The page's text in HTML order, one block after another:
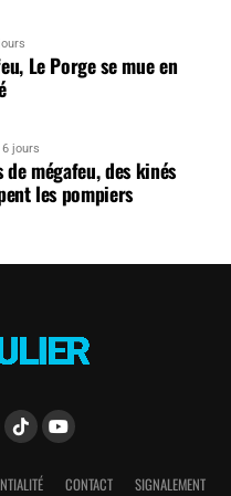
Le Porge se mue en
6 jours
mégafeu, des kinés
les pompiers
CONTACT SIGNALEMENT